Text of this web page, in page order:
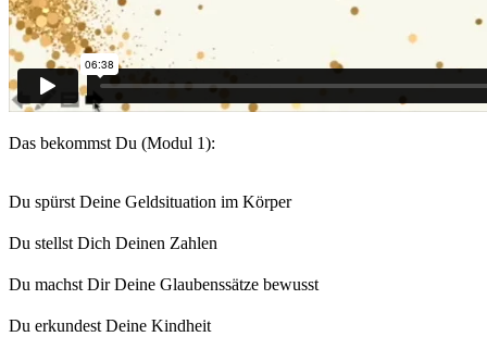
Das bekommst Du (Modul 1):
Du spürst Deine Geldsituation im Körper
Du stellst Dich Deinen Zahlen
Du machst Dir Deine Glaubenssätze bewusst
Du erkundest Deine Kindheit